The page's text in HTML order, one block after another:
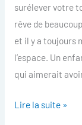
surélever votre
rêve de
et il y a toujours
l’espace. Un
qui aimerait
Lire la suite »